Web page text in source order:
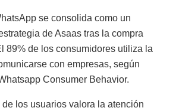
se consolida como un
de Asaas tras la compra
89% de los consumidores utiliza la
con empresas, según
Consumer Behavior.
los usuarios valora la atención